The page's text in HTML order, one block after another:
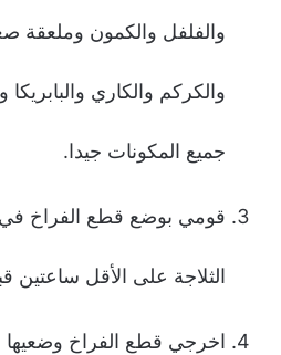
والفلفل والكمون وملعقة
والكركم والكاري
جميع المكونات جيدا.
قومي بوضع قطع الفراخ في
الثلاجة على الأقل ساعتين
اخرجي قطع الفراخ